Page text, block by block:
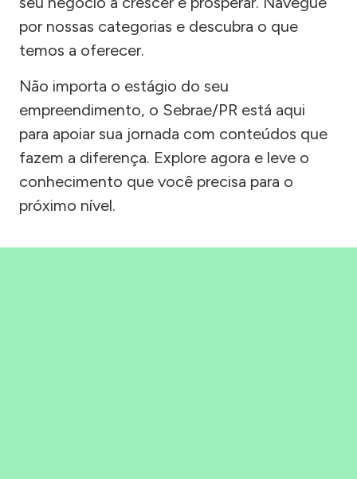
por nossas categorias e descubra o que
temos a oferecer.
Não importa o estágio do seu
empreendimento, o Sebrae/PR está aqui
para apoiar sua jornada com conteúdos que
fazem a diferença. Explore agora e leve o
conhecimento que você precisa para o
próximo nível.